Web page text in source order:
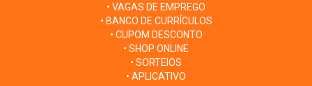
• VAGAS DE EMPREGO
• BANCO DE CURRÍCULOS
• CUPOM DESCONTO
• SHOP ONLINE
• SORTEIOS
• APLICATIVO